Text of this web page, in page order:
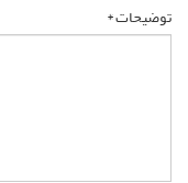
توضیحات *